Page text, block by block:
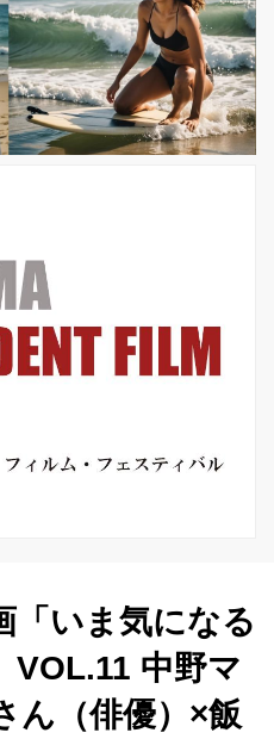
さんとはかれこれ10年近
いうこともあり勝手に仲
ています。2015年の映画
の作品『明日に向かって
見してからですかね」 辻
「いま気になる
VOL.11 中野マ
ん（俳優）×飯